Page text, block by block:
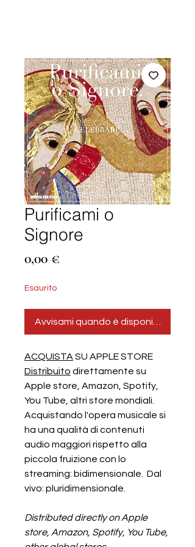
Purificami o
Signore
0,00 €
Esaurito
Avvisami quando è disponibile
ACQUISTA SU APPLE STORE
Distribuito direttamente su
Apple store, Amazon, Spotify,
You Tube, altri store mondiali.
Acquistando l'opera musicale si
ha una qualità di contenuti
audio maggiori rispetto alla
piccola fruizione con lo
streaming: bidimensionale. Dal
vivo: pluridimensionale.
Distributed directly on Apple
store, Amazon, Spotify, You Tube,